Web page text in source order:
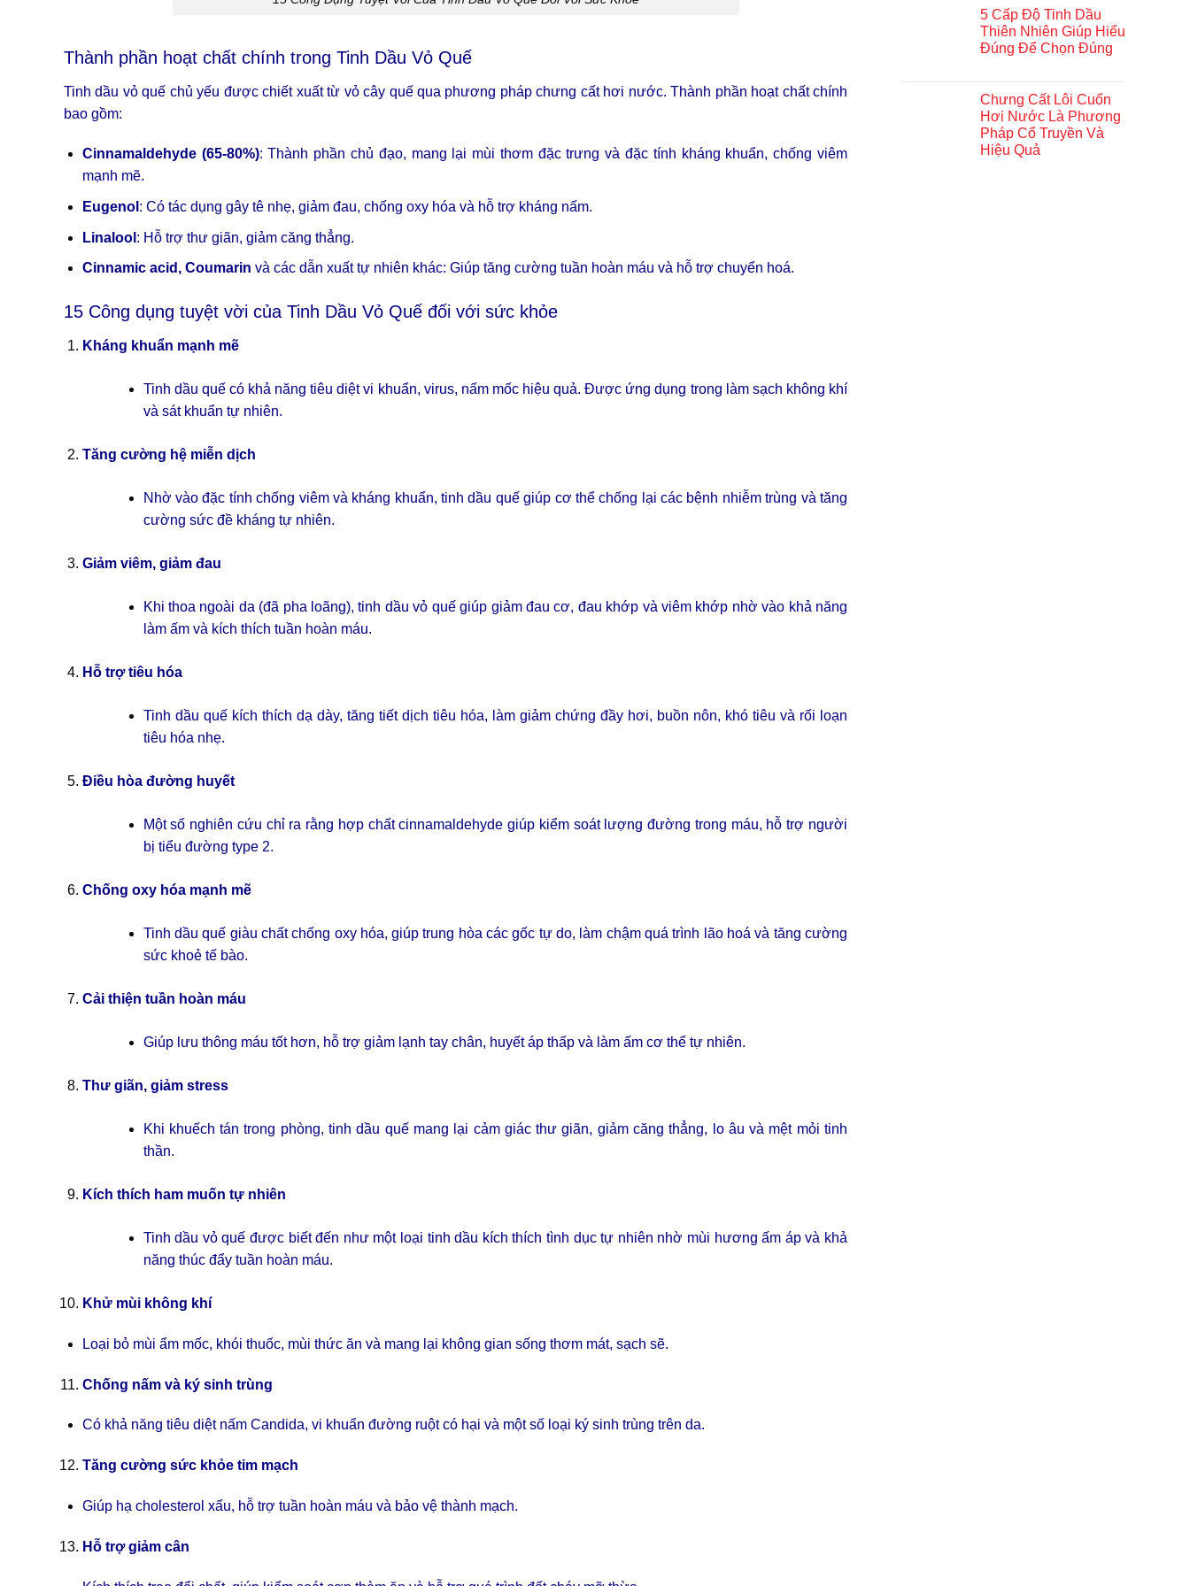
Thành phần hoạt chất chính trong Tinh Dầu Vỏ Quế
Tinh dầu vỏ quế chủ yếu được chiết xuất từ vỏ cây quế qua phương pháp chưng cất hơi nước. Thành phần hoạt chất chính
bao gồm:
Cinnamaldehyde (65-80%): Thành phần chủ đạo, mang lại mùi thơm đặc trưng và đặc tính kháng khuẩn, chống viêm
mạnh mẽ.
Eugenol : Có tác dụng gây tê nhẹ, giảm đau, chống oxy hóa và hỗ trợ kháng nấm.
Linalool : Hỗ trợ thư giãn, giảm căng thẳng.
Cinnamic acid, Coumarin và các dẫn xuất tự nhiên khác: Giúp tăng cường tuần hoàn máu và hỗ trợ chuyển hoá.
15 Công dụng tuyệt vời của Tinh Dầu Vỏ Quế đối với sức khỏe
Kháng khuẩn mạnh mẽ
Tinh dầu quế có khả năng tiêu diệt vi khuẩn, virus, nấm mốc hiệu quả. Được ứng dụng trong làm sạch không khí
và sát khuẩn tự nhiên.
Tăng cường hệ miễn dịch
Nhờ vào đặc tính chống viêm và kháng khuẩn, tinh dầu quế giúp cơ thể chống lại các bệnh nhiễm trùng và tăng
cường sức đề kháng tự nhiên.
Giảm viêm, giảm đau
Khi thoa ngoài da (đã pha loãng), tinh dầu vỏ quế giúp giảm đau cơ, đau khớp và viêm khớp nhờ vào khả năng
làm ấm và kích thích tuần hoàn máu.
Hỗ trợ tiêu hóa
Tinh dầu quế kích thích dạ dày, tăng tiết dịch tiêu hóa, làm giảm chứng đầy hơi, buồn nôn, khó tiêu và rối loạn
tiêu hóa nhẹ.
Điều hòa đường huyết
Một số nghiên cứu chỉ ra rằng hợp chất cinnamaldehyde giúp kiểm soát lượng đường trong máu, hỗ trợ người
bị tiểu đường type 2.
Chống oxy hóa mạnh mẽ
Tinh dầu quế giàu chất chống oxy hóa, giúp trung hòa các gốc tự do, làm chậm quá trình lão hoá và tăng cường
sức khoẻ tế bào.
Cải thiện tuần hoàn máu
Giúp lưu thông máu tốt hơn, hỗ trợ giảm lạnh tay chân, huyết áp thấp và làm ấm cơ thể tự nhiên.
Thư giãn, giảm stress
Khi khuếch tán trong phòng, tinh dầu quế mang lại cảm giác thư giãn, giảm căng thẳng, lo âu và mệt mỏi tinh
thần.
Kích thích ham muốn tự nhiên
Tinh dầu vỏ quế được biết đến như một loại tinh dầu kích thích tình dục tự nhiên nhờ mùi hương ấm áp và khả
năng thúc đẩy tuần hoàn máu.
Khử mùi không khí
Loại bỏ mùi ẩm mốc, khói thuốc, mùi thức ăn và mang lại không gian sống thơm mát, sạch sẽ.
Chống nấm và ký sinh trùng
Có khả năng tiêu diệt nấm Candida, vi khuẩn đường ruột có hại và một số loại ký sinh trùng trên da.
Tăng cường sức khỏe tim mạch
Giúp hạ cholesterol xấu, hỗ trợ tuần hoàn máu và bảo vệ thành mạch.
Hỗ trợ giảm cân
5 Cấp Độ Tinh Dầu
Thiên Nhiên Giúp Hiểu
Đúng Để Chọn Đúng
Chưng Cất Lôi Cuốn
Hơi Nước Là Phương
Pháp Cổ Truyền Và
Hiệu Quả